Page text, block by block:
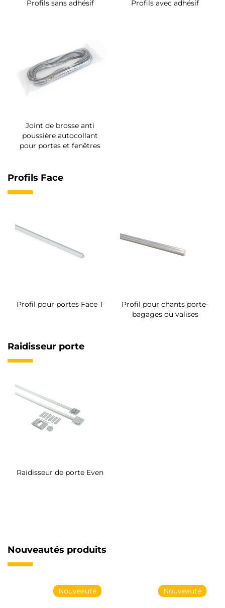
Profils sans adhésif Profils avec adhésif
Joint de brosse anti
poussière autocollant
pour portes et fenêtres
Profils Face
Profil pour portes Face T
Profil pour chants porte-
bagages ou valises
Raidisseur porte
Raidisseur de porte Even
Nouveautés produits
Nouveauté Nouveauté